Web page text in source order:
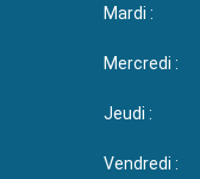
Mardi
Mercredi
Jeudi
Vendredi